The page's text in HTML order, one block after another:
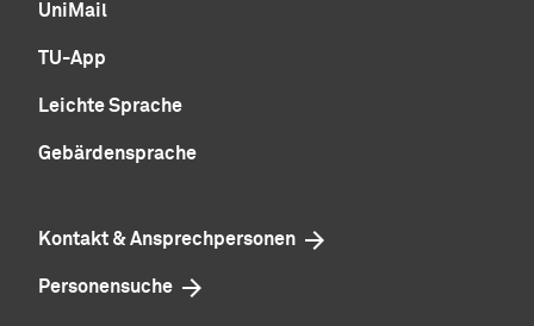
UniMail
TU-App
Leichte Sprache
Gebärdensprache
Kontakt & Ansprechpersonen
Personensuche